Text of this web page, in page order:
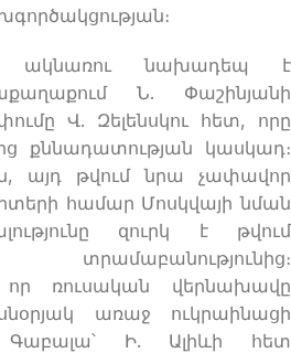
ակնառու նախադեպ է
Ն. Փաշինյանի
Վ. Զելենսկու հետ, որը
քննադատության կասկադ։
այդ թվում նրա չափավոր
համար Մոսկվայի նման
զուրկ է թվում
ռուսական վերնախավը
առաջ ուկրաինացի
Գաբալա՝ Ի. Ալիևի հետ